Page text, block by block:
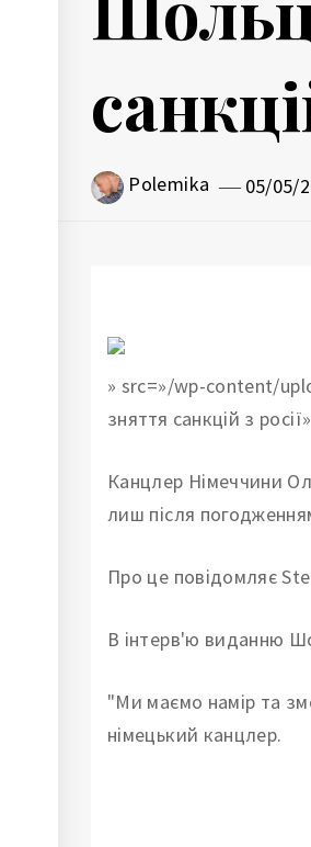
Polemika 05/05/
» src=»/wp-content/
зняття санкцій з
Канцлер Німеччини
лиш після
Про це повідомляє
В інтерв'ю виданню
"Ми маємо намір та
німецький канцлер.